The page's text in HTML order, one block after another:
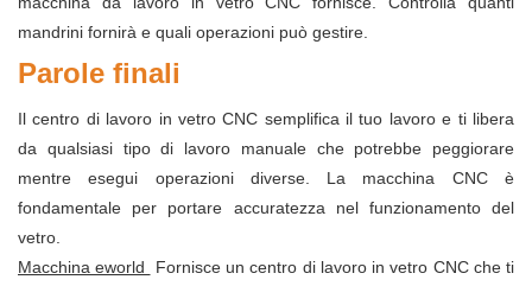
mandrini fornirà e quali operazioni può gestire.
Parole finali
Il centro di lavoro in vetro CNC semplifica il tuo lavoro e ti libera
da qualsiasi tipo di lavoro manuale che potrebbe peggiorare
mentre esegui operazioni diverse. La macchina CNC è
fondamentale per portare accuratezza nel funzionamento del
vetro.
Macchina eworld
Fornisce un centro di lavoro in vetro CNC che ti